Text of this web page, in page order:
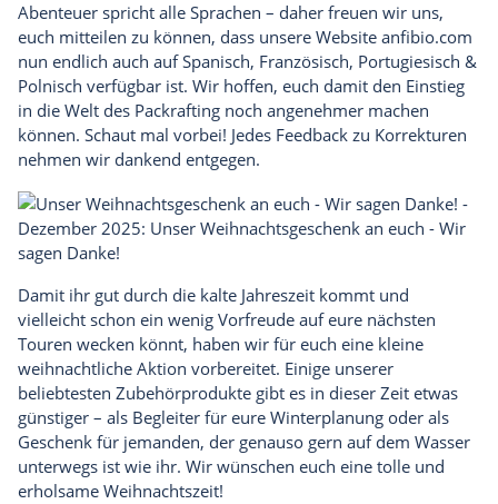
Abenteuer spricht alle Sprachen – daher freuen wir uns,
euch mitteilen zu können, dass unsere Website anfibio.com
nun endlich auch aufSpanisch, Französisch, Portugiesisch &
Polnisch verfügbar ist. Wir hoffen, euch damit den Einstieg
in die Welt des Packrafting noch angenehmer machen
können. Schaut mal vorbei! Jedes Feedback zu Korrekturen
nehmen wir dankend entgegen.
Dezember 2025: Unser Weihnachtsgeschenk an euch - Wir
sagen Danke!
Damit ihr gut durch die kalte Jahreszeit kommt und
vielleicht schon ein wenig Vorfreude auf eure nächsten
Touren wecken könnt, haben wir für euch eine kleine
weihnachtliche Aktion vorbereitet. Einige unserer
beliebtesten Zubehörprodukte gibt es in dieser Zeit etwas
günstiger – als Begleiter für eure Winterplanung oder als
Geschenk für jemanden, der genauso gern auf dem Wasser
unterwegs ist wie ihr. Wir wünschen euch eine tolle und
erholsame Weihnachtszeit!